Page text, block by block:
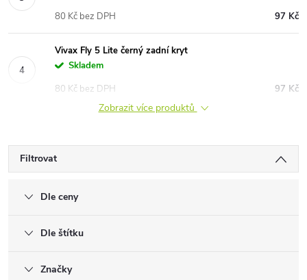
97 Kč
80 Kč bez DPH
Vivax Fly 5 Lite černý zadní kryt
Skladem
97 Kč
80 Kč bez DPH
Zobrazit více produktů
Filtrovat
Dle ceny
Dle štítku
Značky